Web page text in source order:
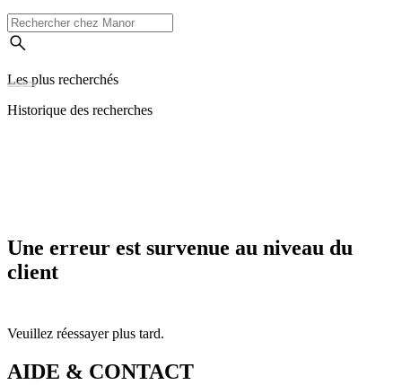
Les plus recherchés
Historique des recherches
Une erreur est survenue au niveau du
client
Veuillez réessayer plus tard.
AIDE & CONTACT